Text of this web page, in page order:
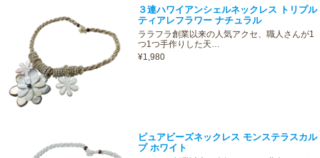
３連ハワイアンシェルネックレス トリプル
ティアレフラワー ナチュラル
ララフラ創業以来の人気アクセ、職人さんが1
つ1つ手作りした天…
¥1,980
ピュアビーズネックレス モンステラスカル
プ ホワイト